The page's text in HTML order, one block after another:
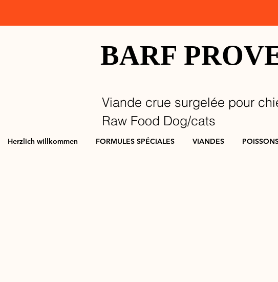
BARF
Viande crue surgelée pour
Raw Food Dog/cats
Herzlich willkommen FORMULES SPÉCIALES VIANDES